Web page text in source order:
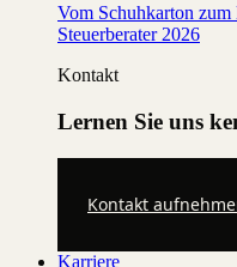
Vom Schuhkarton
Steuerberater 2026
Kontakt
Lernen Sie uns
Kontakt
Karriere